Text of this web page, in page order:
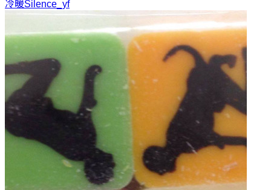
冷暖Silence_yf